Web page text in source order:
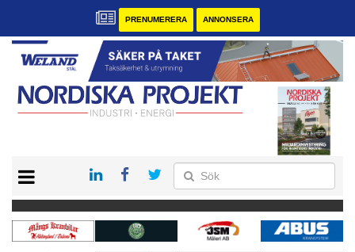
PRENUMERERA ANNONSERA
KONTAKT
VÅRA ANDRA MAGASIN